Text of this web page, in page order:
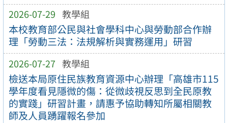
2026-07-29 教學組
本校教育部公民與社會學科中心與勞動部合作辦
理「勞動三法：法規解析與實務運用」研習
2026-07-27 教學組
檢送本局原住民族教育資源中心辦理「高雄市115
學年度看見隱微的傷：從微歧視反思到全民原教
的實踐」研習計畫，請惠予協助轉知所屬相關教
師及人員踴躍報名參加